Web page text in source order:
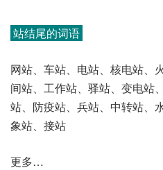
站结尾的词语
网站、车站、电站、核电站、
间站、工作站、驿站、变电站
站、防疫站、兵站、中转站、
象站、接站
更多…